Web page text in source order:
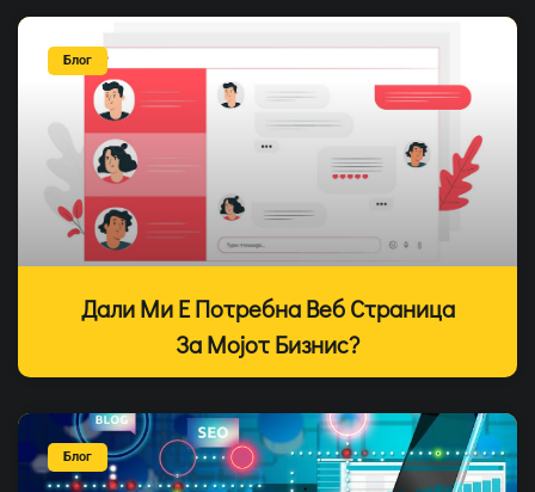
Блог
Дали Ми Е Потребна Веб Страница
За Мојот Бизнис?
Блог